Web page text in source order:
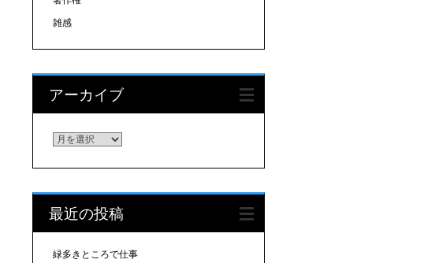
雑感
アーカイブ
アーカイブ
最近の投稿
緑多きところで仕事